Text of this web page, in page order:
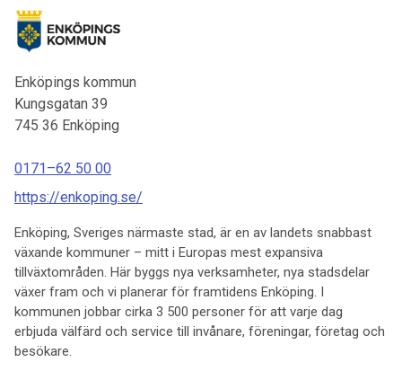
Enköpings kommun
Kungsgatan 39
745 36 Enköping
0171–62 50 00
https://enkoping.se/
Enköping, Sveriges närmaste stad, är en av landets snabbast
växande kommuner – mitt i Europas mest expansiva
tillväxtområden. Här byggs nya verksamheter, nya stadsdelar
växer fram och vi planerar för framtidens Enköping. I
kommunen jobbar cirka 3 500 personer för att varje dag
erbjuda välfärd och service till invånare, föreningar, företag och
besökare.